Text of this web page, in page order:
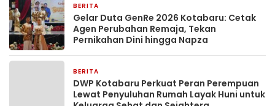
BERITA
Gelar Duta GenRe 2026 Kotabaru: Cetak
Agen Perubahan Remaja, Tekan
Pernikahan Dini hingga Napza
BERITA
DWP Kotabaru Perkuat Peran Perempuan
Lewat Penyuluhan Rumah Layak Huni untuk